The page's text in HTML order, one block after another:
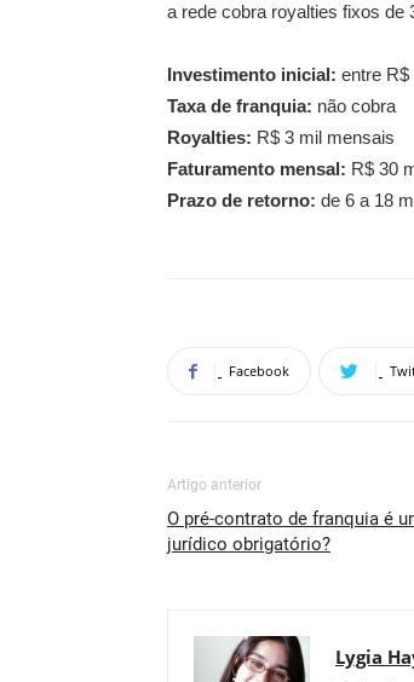
a rede cobra royalties fixos de
Investimento inicial: entre R$
Taxa de franquia: não cobra
Royalties: R$ 3 mil mensais
Faturamento mensal: R$ 30
Prazo de retorno: de 6 a 18
Facebook
Artigo anterior
O pré-contrato de franquia é
jurídico obrigatório?
Lygia